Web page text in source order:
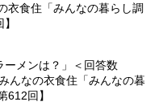
衣食住「みんなの暮らし調
ーメンは？」＜回答数
んなの衣食住「みんなの暮
612回】